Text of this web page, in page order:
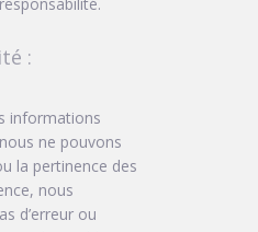
:
informations
ne pouvons
la pertinence des
nous
d’erreur ou